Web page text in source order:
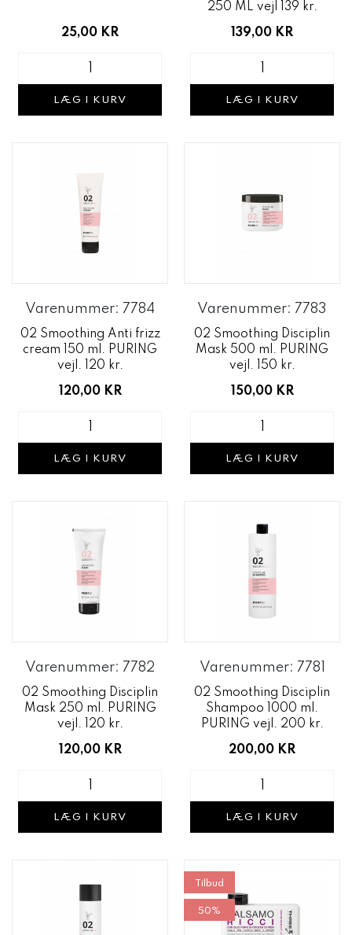
25,00 KR
LÆG I KURV
250 ML vejl 139 kr.
139,00 KR
LÆG I KURV
Varenummer: 7784
02 Smoothing Anti frizz
cream 150 ml. PURING
vejl. 120 kr.
120,00 KR
LÆG I KURV
Varenummer: 7783
02 Smoothing Disciplin
Mask 500 ml. PURING
vejl. 150 kr.
150,00 KR
LÆG I KURV
Varenummer: 7782
02 Smoothing Disciplin
Mask 250 ml. PURING
vejl. 120 kr.
120,00 KR
LÆG I KURV
Varenummer: 7781
02 Smoothing Disciplin
Shampoo 1000 ml.
PURING vejl. 200 kr.
200,00 KR
LÆG I KURV
Tilbud
50%